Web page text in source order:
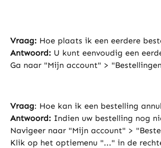
Vraag: Hoe plaats ik een eerdere
Antwoord: U kunt eenvoudig een
Ga naar "Mijn account" >
Vraag: Hoe kan ik een bestelling
Antwoord: Indien uw bestelling nog
Navigeer naar "Mijn account" >
Klik op het optiemenu "..." in de